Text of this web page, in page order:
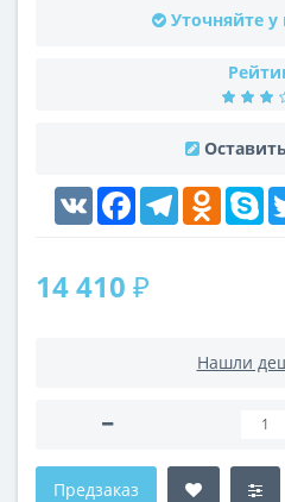
Уточняйте
VK FacebookTelegram
14 410 ₽
Нашли
Предзаказ